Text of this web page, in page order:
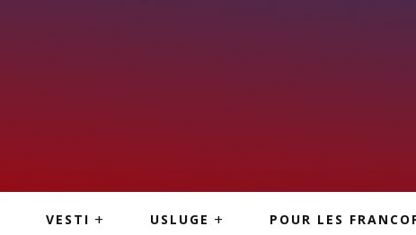
VESTI USLUGE POUR LES
PARIS